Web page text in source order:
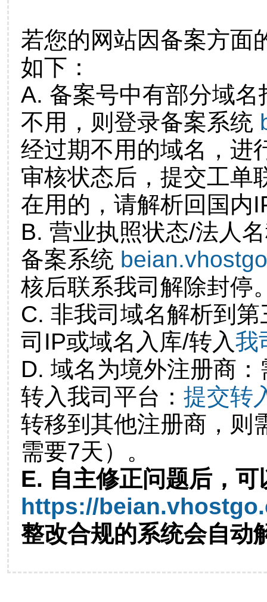
若您的网站因备案方面
如下：
A. 备案号中有部分域
不用，则登录备案系统
经过期不用的域名，进
审核状态后，提交工单
在用的，请解析回国内
B. 营业执照状态/法人
备案系统
核后联系我司解除封停
C. 非我司域名解析到
司IP或域名入库/转入我
D. 域名为境外注册商
转入我司平台： 提交转
转移到其他注册商，则
需要7天）。
E. 自主修正问题后，可
https://
整改合规的系统会自动